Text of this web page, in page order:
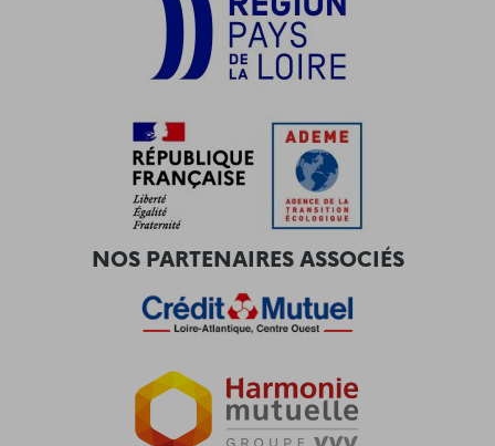
NOS PARTENAIRES ASSOCIÉS